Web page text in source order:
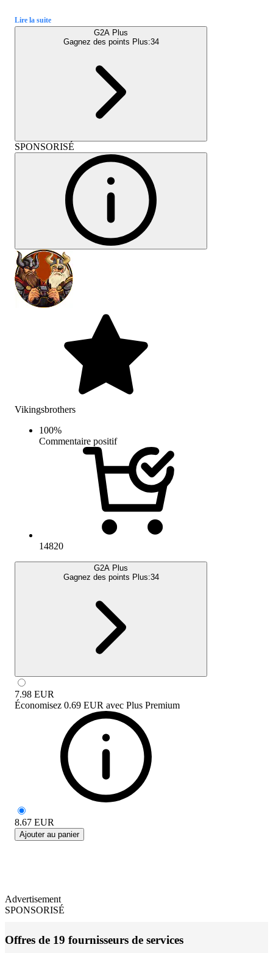
Lire la suite
G2A Plus
Gagnez des points Plus:34
SPONSORISÉ
Vikingsbrothers
100%
Commentaire positif
14820
G2A Plus
Gagnez des points Plus:34
7.98 EUR
Économisez 0.69 EUR avec Plus Premium
8.67 EUR
Ajouter au panier
Advertisement
SPONSORISÉ
Offres de 19 fournisseurs de services